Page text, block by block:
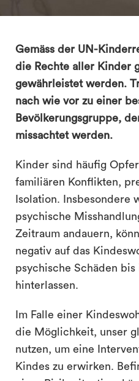
Gemäss der UN-
die Rechte aller Kinder
gewährleistet werden.
nach wie vor zu einer
Bevölkerungsgruppe,
missachtet werden.
Kinder sind häufig
familiären Konflikten,
Isolation. Insbesondere
psychische
Zeitraum andauern,
negativ auf das
psychische Schäden
hinterlassen.
Im Falle einer
die Möglichkeit, unser
nutzen, um eine
Kindes zu erwirken.